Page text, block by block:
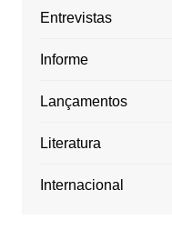
Entrevistas
Informe
Lançamentos
Literatura
Internacional